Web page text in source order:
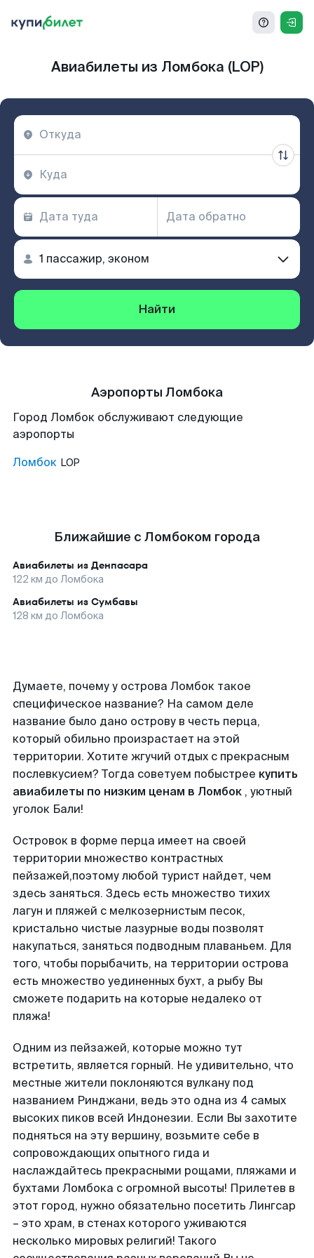
Авиабилеты из Ломбока (LOP)
Найти
Аэропорты Ломбока
Город Ломбок обслуживают следующие
аэропорты
Ломбок LOP
Ближайшие с Ломбоком города
Авиабилеты из Денпасара
122 км до Ломбока
Авиабилеты из Сумбавы
128 км до Ломбока
Думаете, почему у острова Ломбок такое
специфическое название? На самом деле
название было дано острову в честь перца,
который обильно произрастает на этой
территории. Хотите жгучий отдых с прекрасным
послевкусием? Тогда советуем побыстрее купить
авиабилеты по низким ценам в Ломбок , уютный
уголок Бали!
Островок в форме перца имеет на своей
территории множество контрастных
пейзажей,поэтому любой турист найдет, чем
здесь заняться. Здесь есть множество тихих
лагун и пляжей с мелкозернистым песок,
кристально чистые лазурные воды позволят
накупаться, заняться подводным плаваньем. Для
того, чтобы порыбачить, на территории острова
есть множество уединенных бухт, а рыбу Вы
сможете подарить на которые недалеко от
пляжа!
Одним из пейзажей, которые можно тут
встретить, является горный. Не удивительно, что
местные жители поклоняются вулкану под
названием Ринджани, ведь это одна из 4 самых
высоких пиков всей Индонезии. Если Вы захотите
подняться на эту вершину, возьмите себе в
сопровождающих опытного гида и
наслаждайтесь прекрасными рощами, пляжами и
бухтами Ломбока с огромной высоты! Прилетев в
этот город, нужно обязательно посетить Лингсар
– это храм, в стенах которого уживаются
несколько мировых религий! Такого